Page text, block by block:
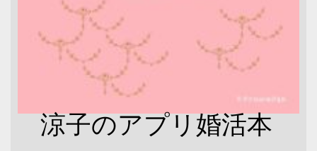
涼子のアプリ婚活本